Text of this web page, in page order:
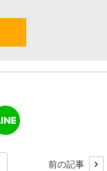
前の記事